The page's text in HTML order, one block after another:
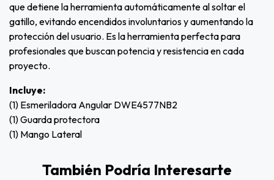
que detiene la herramienta automáticamente al soltar el
gatillo, evitando encendidos involuntarios y aumentando la
protección del usuario. Es la herramienta perfecta para
profesionales que buscan potencia y resistencia en cada
proyecto.
Incluye:
(1) Esmeriladora Angular DWE4577NB2
(1) Guarda protectora
(1) Mango Lateral
También Podría Interesarte